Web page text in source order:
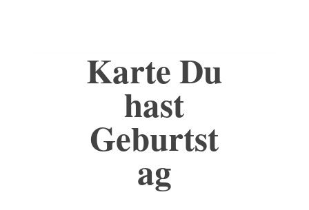
Karte Du
hast
Geburtst
ag